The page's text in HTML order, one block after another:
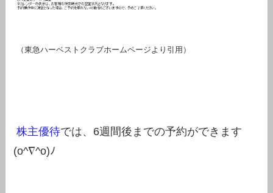
（東急ハーベストクラブホームページより引用）
株主優待では、6週間後までの予約ができます
(o^∇^o)ﾉ